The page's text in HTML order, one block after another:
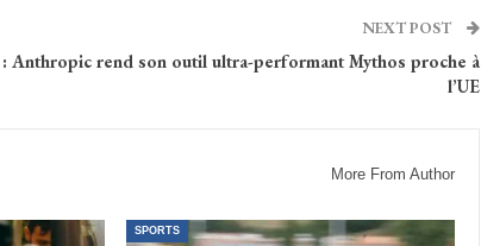
NEXT POST
Anthropic rend son outil ultra-performant Mythos proche à
l’UE
More From Author
SPORTS